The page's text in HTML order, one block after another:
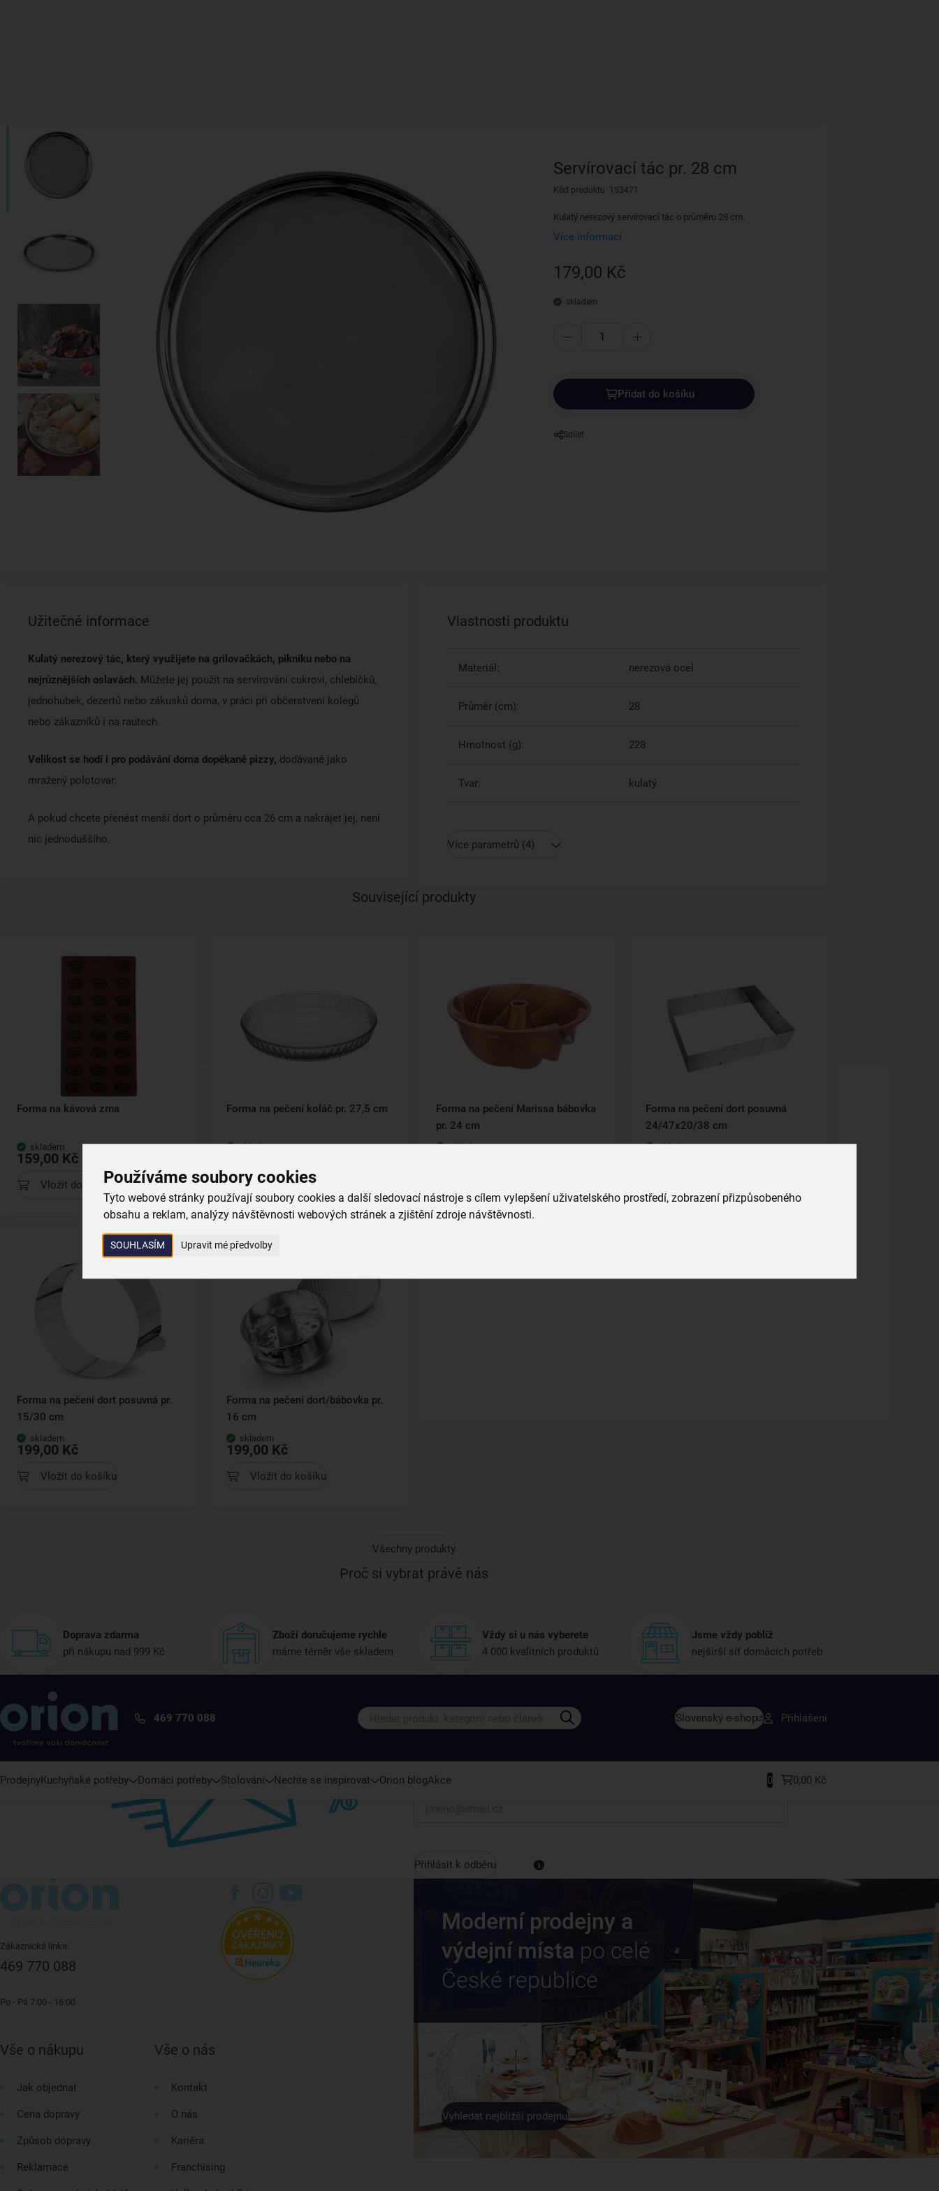
Používáme soubory cookies
Tyto webové stránky používají soubory cookies a další sledovací nástroje s cílem vylepšení uživatelského prostředí, zobrazení přizpůsobeného
obsahu a reklam, analýzy návštěvnosti webových stránek a zjištění zdroje návštěvnosti.
SOUHLASÍM Upravit mé předvolby
Servírovací tác pr. 28 cm
Kód produktu 153471
Kulatý nerezový servírovací tác o průměru 28 cm.
Více informací
179,00 Kč
skladem
Přidat do košíku
Sdílet
Užitečné informace
Kulatý nerezový tác, který využijete na grilovačkách, pikniku nebo na
nejrůznějších oslavách. Můžete jej použít na servírování cukroví, chlebíčků,
jednohubek, dezertů nebo zákusků doma, v práci při občerstvení kolegů
nebo zákazníků i na rautech.
Velikost se hodí i pro podávání doma dopékané pizzy, dodávané jako
mražený polotovar.
A pokud chcete přenést menší dort o průměru cca 26 cm a nakrájet jej, není
nic jednoduššího.
Vlastnosti produktu
Materiál: nerezová ocel
Průměr (cm): 28
Hmotnost (g): 228
Tvar: kulatý
Více parametrů (4)
Související produkty
Forma na kávová zrna
skladem
159,00 Kč
Vložit do košíku
Forma na pečení koláč pr. 27,5 cm
skladem
Vložit do košíku
Forma na pečení Marissa bábovka
pr. 24 cm
skladem
Forma na pečení dort posuvná
24/47x20/38 cm
skladem
Forma na pečení dort posuvná pr.
15/30 cm
skladem
199,00 Kč
Vložit do košíku
Forma na pečení dort/bábovka pr.
16 cm
skladem
199,00 Kč
Vložit do košíku
Všechny produkty
Proč si vybrat právě nás
Doprava zdarma
při nákupu nad 999 Kč
Zboží doručujeme rychle
máme téměr vše skladem
Vždy si u nás vyberete
4 000 kvalitních produktů
Jsme vždy poblíž
nejširší síť domácích potřeb
469 770 088 Slovenský e-shop Přihlášení
ProdejnyKuchyňské potřeby Domácí potřeby Stolování Nechte se inspirovat Orion blogAkce 0 0,00 Kč
Přihlaste se k odběru našeho newsletteru.
Váš e-mail
Přihlásit k odběru
Moderní prodejny a
výdejní místa po celé
České republice
Vyhledat nejbližší prodejnu
Zákaznická linka:
469 770 088
Po - Pá 7:00 - 16:00
Vše o nákupu
Jak objednat
Cena dopravy
Způsob dopravy
Reklamace
Vše o nás
Kontakt
O nás
Kariéra
Franchising